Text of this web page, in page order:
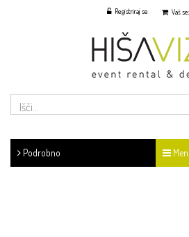
Vaš
Registriraj se
Podrobno